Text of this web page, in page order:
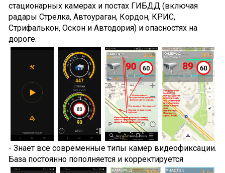
стационарных камерах и постах ГИБДД (включая
радары Стрелка, Автоураган, Кордон, КРИС,
Стрифалькон, Оскон и Автодория) и опасностях на
дороге.
- Знает все современные типы камер видеофиксации.
База постоянно пополняется и корректируется